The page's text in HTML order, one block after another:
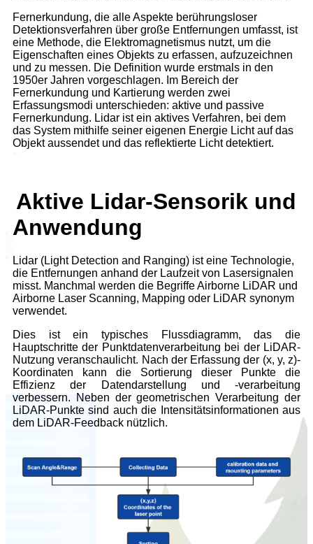
Fernerkundung, die alle Aspekte berührungsloser
Detektionsverfahren über große Entfernungen umfasst, ist
eine Methode, die Elektromagnetismus nutzt, um die
Eigenschaften eines Objekts zu erfassen, aufzuzeichnen
und zu messen. Die Definition wurde erstmals in den
1950er Jahren vorgeschlagen. Im Bereich der
Fernerkundung und Kartierung werden zwei
Erfassungsmodi unterschieden: aktive und passive
Fernerkundung. Lidar ist ein aktives Verfahren, bei dem
das System mithilfe seiner eigenen Energie Licht auf das
Objekt aussendet und das reflektierte Licht detektiert.
Aktive Lidar-Sensorik und
Anwendung
Lidar (Light Detection and Ranging) ist eine Technologie,
die Entfernungen anhand der Laufzeit von Lasersignalen
misst. Manchmal werden die Begriffe Airborne LiDAR und
Airborne Laser Scanning, Mapping oder LiDAR synonym
verwendet.
Dies ist ein typisches Flussdiagramm, das die
Hauptschritte der Punktdatenverarbeitung bei der LiDAR-
Nutzung veranschaulicht. Nach der Erfassung der (x, y, z)-
Koordinaten kann die Sortierung dieser Punkte die
Effizienz der Datendarstellung und -verarbeitung
verbessern. Neben der geometrischen Verarbeitung der
LiDAR-Punkte sind auch die Intensitätsinformationen aus
dem LiDAR-Feedback nützlich.